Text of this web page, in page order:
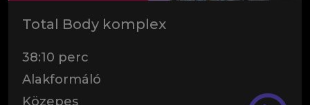
Total Body komplex
38:10 perc
Alakformáló
Közepes